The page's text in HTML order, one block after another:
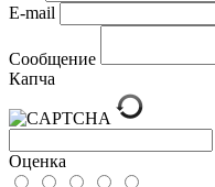
E-mail
Сообщение
Капча
Оценка